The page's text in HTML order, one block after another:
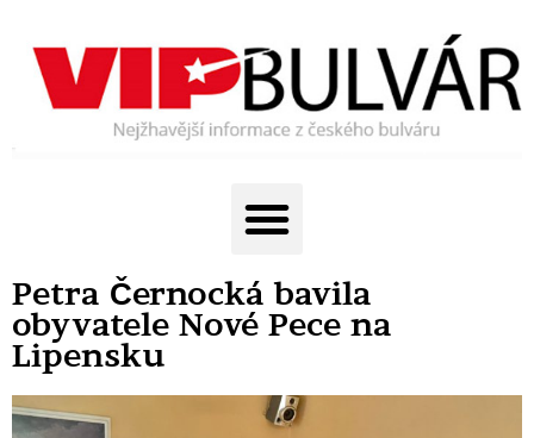
Petra Černocká bavila
obyvatele Nové Pece na
Lipensku